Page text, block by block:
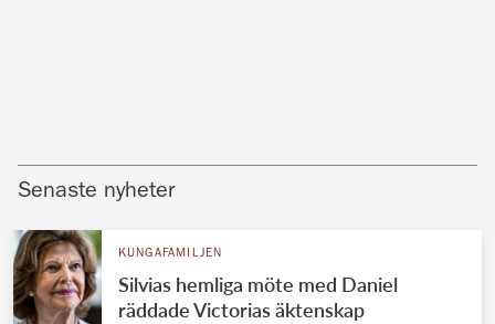
Senaste nyheter
KUNGAFAMILJEN
Silvias hemliga möte med Daniel
räddade Victorias äktenskap